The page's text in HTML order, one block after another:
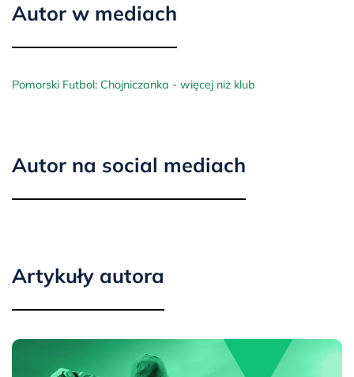
Autor w mediach
Pomorski Futbol: Chojniczanka - więcej niż klub
Autor na social mediach
Artykuły autora